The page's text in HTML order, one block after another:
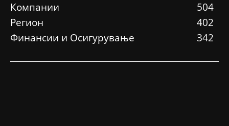
Компании
504
Регион
402
Финансии и Осигурување
342